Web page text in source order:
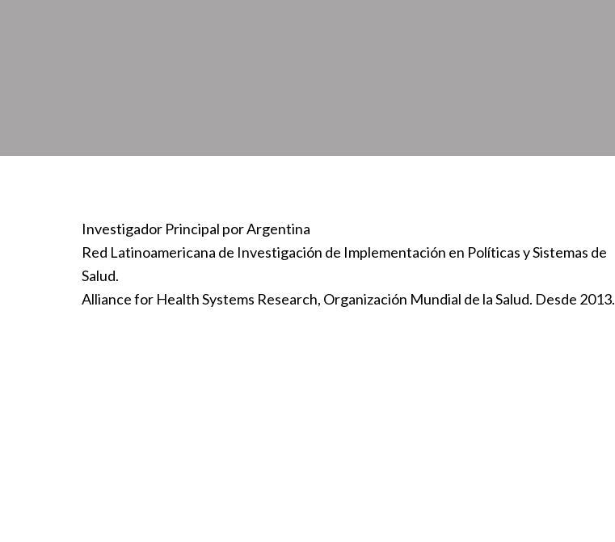
Investigador Principal por Argentina
Red Latinoamericana de Investigación de Implementación en Políticas y Sistemas de
Salud.
Alliance for Health Systems Research, Organización Mundial de la Salud. Desde 2013.